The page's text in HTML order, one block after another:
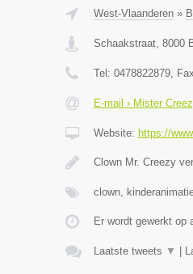
West-Vlaanderen»
Schaakstraat, 8000
Tel: 0478822879,
E-mail › Mister
Website: https://
Clown Mr. Creezy
clown,
Er wordt gewerkt op
Laatste tweets ▼